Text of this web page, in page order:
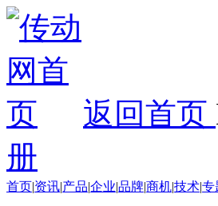
返回首页
册
首页|资讯|产品|企业|品牌|商机|技术|专